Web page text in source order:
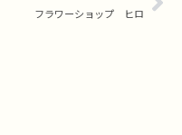
フラワーショップ ヒロ